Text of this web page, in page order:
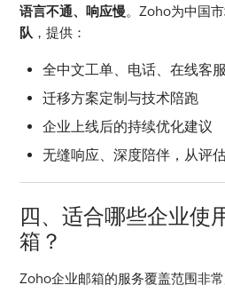
语言不通、响应慢。Zoho为中国
队 ，提供：
全中文工单、电话、在线客
迁移方案定制与技术陪跑
企业上线后的持续优化建议
无缝响应、深度陪伴，从评
四、适合哪些企业使
箱？
Zoho企业邮箱的服务覆盖范围非